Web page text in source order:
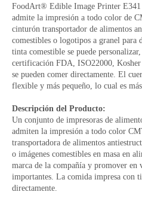
FoodArt® Edible Image Printer E341
admite la impresión a todo color de
cinturón transportador de alimentos
comestibles o logotipos a granel
tinta comestible se puede
certificación FDA, ISO22000,
se pueden comer directamente. El
flexible y más pequeño, lo cual es
Descripción del Producto:
Un conjunto de impresoras de
admiten la impresión a todo color
transportadora de alimentos
o imágenes comestibles en masa en
marca de la compañía y promover en
importantes. La comida impresa con
directamente.